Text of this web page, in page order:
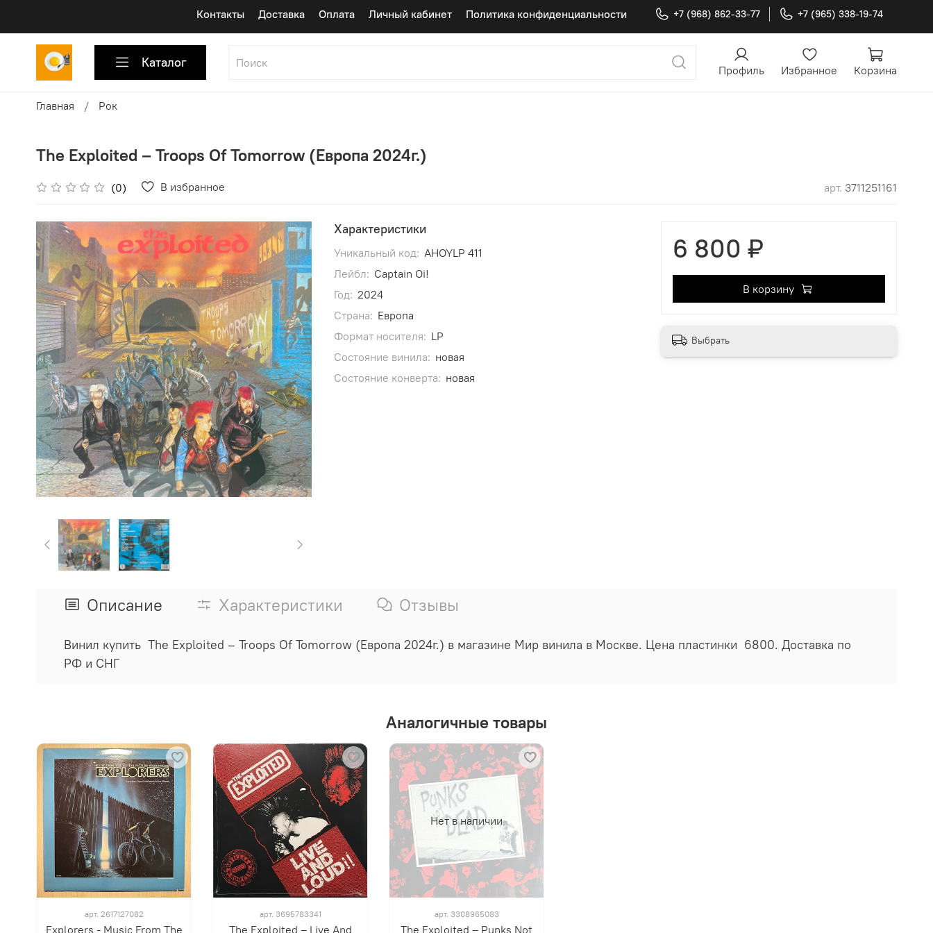
Контакты Доставка Оплата Личный кабинет Политика конфиденциальности +7 (968) 862-33-77 +7 (965) 338-19-74
Каталог Профиль Избранное Корзина
Главная Рок
The Exploited ‎– Troops Of Tomorrow (Европа 2024г.)
(0) В избранное арт. 3711251161
Характеристики
Уникальный код: AHOYLP 411
Лейбл: Captain Oi!
Год: 2024
Страна: Европа
Формат носителя: LP
Состояние винила: новая
Состояние конверта: новая
6 800 ₽
В корзину
Выбрать
Описание Характеристики Отзывы
Винил купить The Exploited ‎– Troops Of Tomorrow (Европа 2024г.) в магазине Мир винила в Москве. Цена пластинки 6800. Доставка по
РФ и СНГ
Аналогичные товары
арт. 2617127082
Explorers - Music From The
арт. 3695783341
The Exploited ‎– Live And
Нет в наличии
арт. 3308965083
The Exploited ‎– Punks Not